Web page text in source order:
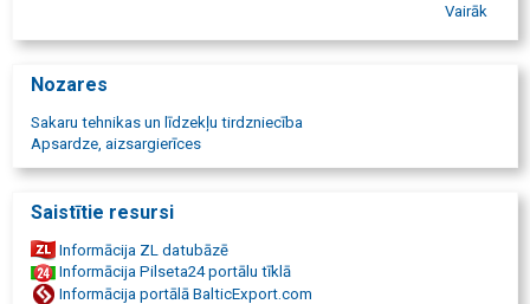
Vairāk
Nozares
Sakaru tehnikas un līdzekļu tirdzniecība
Apsardze, aizsargierīces
Saistītie resursi
Informācija ZL datubāzē
Informācija Pilseta24 portālu tīklā
Informācija portālā BalticExport.com